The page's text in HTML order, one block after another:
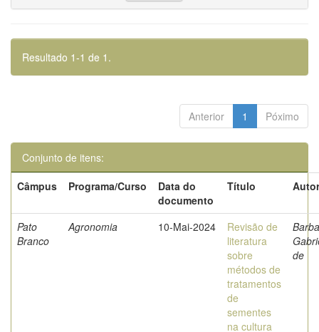
Resultado 1-1 de 1.
Anterior 1 Póximo
Conjunto de itens:
Câmpus
Programa/Curso
Data do
documento
Título
Pato
Branco
Agronomia 10-Mai-2024
Revisão de
literatura
sobre
métodos de
tratamentos
de
sementes
na cultura
de